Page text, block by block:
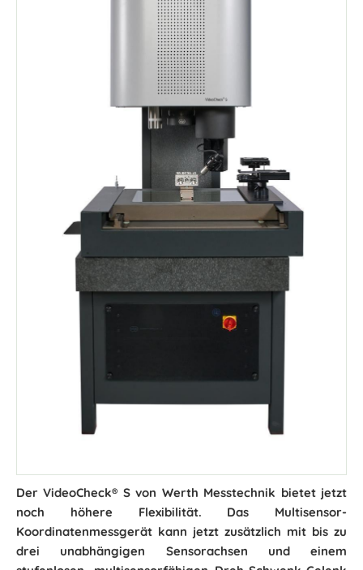
Der VideoCheck® S von Werth Messtechnik bietet jetzt
noch höhere Flexibilität. Das Multisensor-
Koordinatenmessgerät kann jetzt zusätzlich mit bis zu
drei unabhängigen Sensorachsen und einem